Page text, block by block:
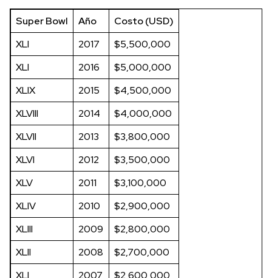
Super Bowl Año
Costo (USD)
XLI
2017
$5,500,000
XLI
2016
$5,000,000
XLIX
2015
$4,500,000
XLVIII
2014
$4,000,000
XLVII
2013
$3,800,000
XLVI
2012
$3,500,000
XLV
2011
$3,100,000
XLIV
2010
$2,900,000
XLIII
2009
$2,800,000
XLII
2008
$2,700,000
XLI
2007 $2,600,000